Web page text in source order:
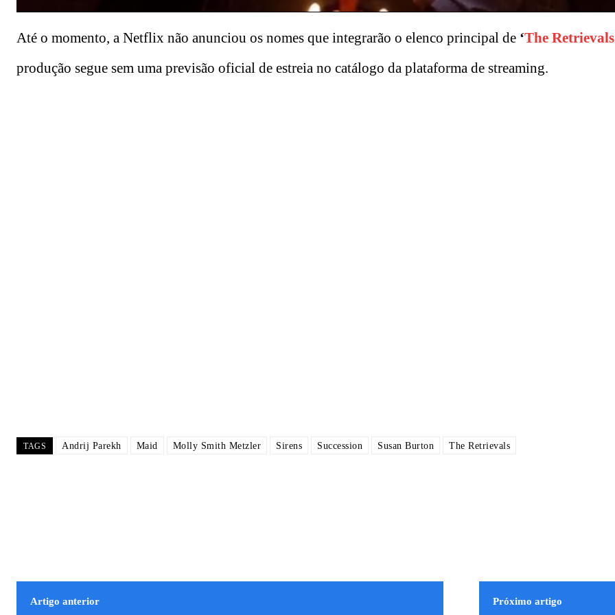
Até o momento, a Netflix não anunciou os nomes que integrarão o elenco principal de ‘The Retrievals
produção segue sem uma previsão oficial de estreia no catálogo da plataforma de streaming.
TAGS Andrij Parekh Maid Molly Smith Metzler Sirens Succession Susan Burton The Retrievals
Artigo anterior Próximo artigo